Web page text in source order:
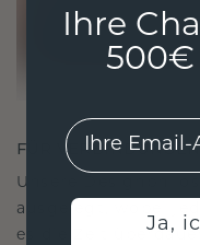
FÜR VERBINDUNGEN
Unsere
ausgelegt, wobei
es die Zeit
Ihre
500€
EMail
Ja,